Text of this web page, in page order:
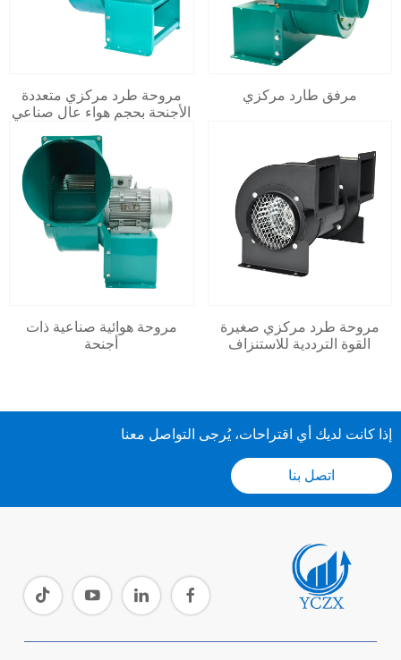
مروحة طرد مركزي متعددة
الأجنحة بحجم هواء عالٍ صناعي
مرفق طارد مركزي
مروحة هوائية صناعية ذات
أجنحة
مروحة طرد مركزي صغيرة
القوة الترددية للاستنزاف
إذا كانت لديك أي اقتراحات، يُرجى التواصل معنا
اتصل بنا